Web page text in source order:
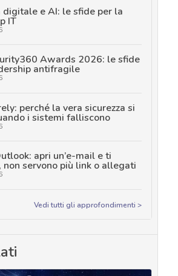
digitale e AI: le sfide per la
IT
Awards 2026: le sfide
antifragile
perché la vera sicurezza si
i sistemi falliscono
apri un’e-mail e ti
servono più link o allegati
Vedi tutti gli approfondimenti >